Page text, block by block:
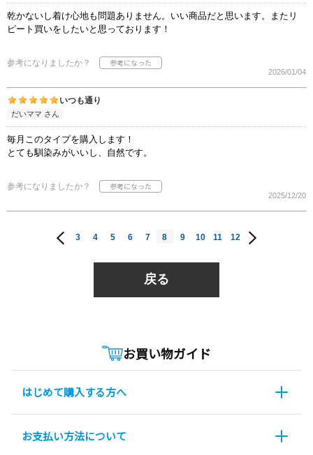
乾かないし着け心地も問題ありません。いい商品だと思います。またリ
ピート買いをしたいと思っております！
参考になりましたか？
2026/01/04
いつも通り
だいママ さん
毎月このタイプを購入します！
とても馴染みがいいし、自然です。
参考になりましたか？
2025/12/20
3 4 5 6 7 8 9 10 11 12
戻る
お買い物ガイド
はじめて購入する方へ
お支払い方法について